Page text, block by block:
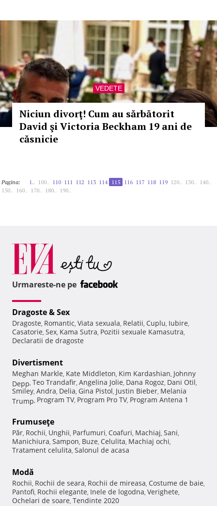
VEDETE
Niciun divorţ! Cum au sărbătorit
David şi Victoria Beckham 19 ani de
căsnicie
Pagina: 1.. 100.. 110 111 112 113 114 115 116 117 118 119 120.. 130.. 140..
150.. 160.. 170.. 180.. 190..
Urmareste-ne pe
Dragoste & Sex
Dragoste, Romantic, Viata sexuala, Relatii, Cuplu, Iubire,
Casatorie, Sex, Kama Sutra, Pozitii sexuale Kamasutra,
Declaratii de dragoste
Divertisment
Meghan Markle, Kate Middleton, Kim Kardashian, Johnny
Depp, Teo Trandafir, Angelina Jolie, Dana Rogoz, Dani Otil,
Smiley, Andra, Delia, Gina Pistol, Justin Bieber, Melania
Trump, Program TV, Program Pro TV, Program Antena 1
Frumuseţe
Păr, Rochii, Unghii, Parfumuri, Coafuri, Machiaj, Sani,
Manichiura, Sampon, Buze, Celulita, Machiaj ochi,
Tratament celulita, Salonul de acasa
Modă
Rochii, Rochii de seara, Rochii de mireasa, Costume de baie,
Pantofi, Rochii elegante, Inele de logodna, Verighete,
Ochelari de soare, Tendinte 2020